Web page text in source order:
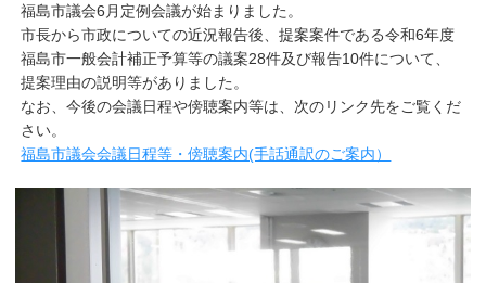
福島市議会6月定例会議が始まりました。
市長から市政についての近況報告後、提案案件である令和6年度
福島市一般会計補正予算等の議案28件及び報告10件について、
提案理由の説明等がありました。
なお、今後の会議日程や傍聴案内等は、次のリンク先をご覧くだ
さい。
福島市議会会議日程等・傍聴案内(手話通訳のご案内）